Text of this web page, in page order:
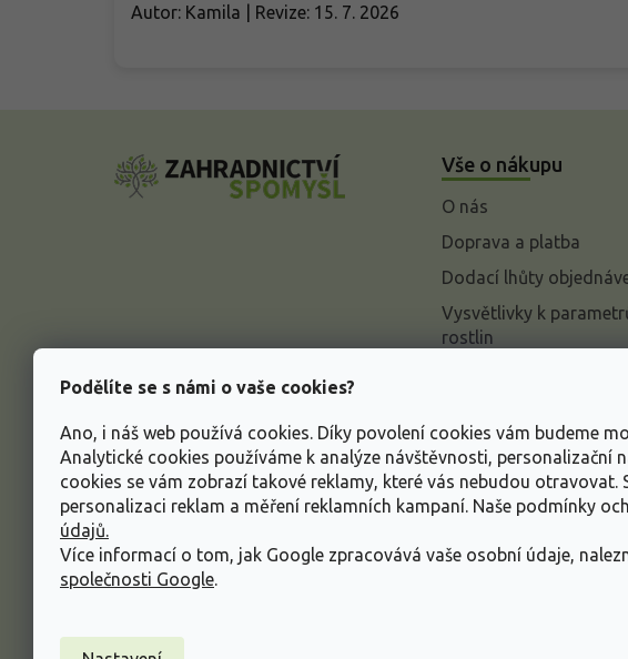
Podělíte se s námi o vaše cookies?
Ano, i náš web používá cookies. Díky povolení cookies vám budeme
Analytické cookies používáme k analýze návštěvnosti,
cookies se vám zobrazí takové reklamy, které vás nebudou otravovat.
personalizaci reklam a měření reklamních kampaní. Naše podmínky
údajů.
Více informací o tom, jak Google zpracovává vaše osobní údaje,
společnosti Google.
Autor: Kamila | Revize: 15. 7. 2026
Vše o nákupu
O nás
Doprava a platba
Dodací lhůty
Vysvětlivky k
rostlin
Informace o ochraně
údajů
Obchodní podmínky